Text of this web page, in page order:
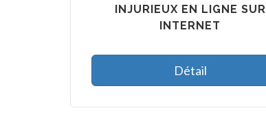
INJURIEUX EN LIGNE SUR
INTERNET
Détail